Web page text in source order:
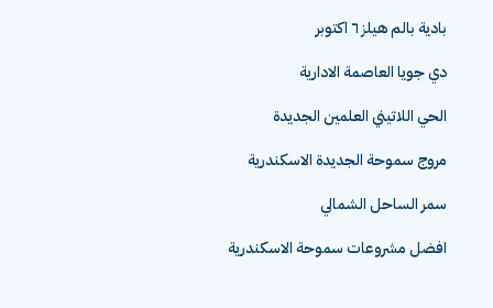
بادية بالم هيلز ٦ اكتوبر
دي جويا العاصمة الادارية
الحي اللاتيني العلمين الجديدة
مروج سموحة الجديدة الاسكندرية
سمر الساحل الشمالي
افضل مشروعات سموحة الاسكندرية